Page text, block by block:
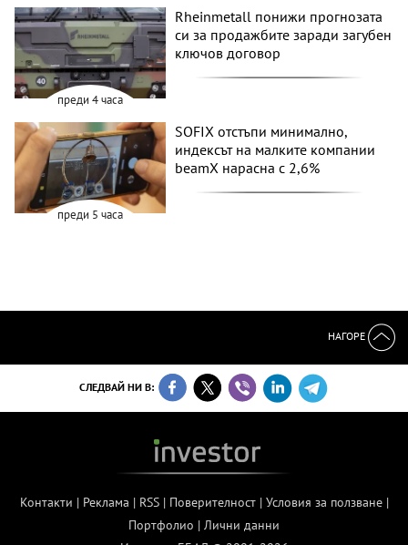
преди 4 часа
Rheinmetall понижи прогнозата
си за продажбите заради загубен
ключов договор
преди 5 часа
SOFIX отстъпи минимално,
индексът на малките компании
beamX нарасна с 2,6%
НАГОРЕ
СЛЕДВАЙ НИ В:
Контакти | Реклама | RSS| Поверителност| Условия за ползване|
Портфолио | Лични данни